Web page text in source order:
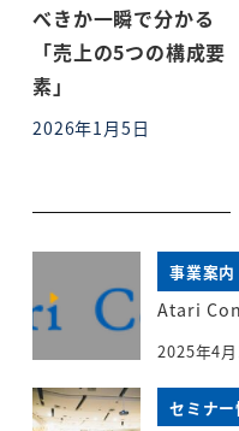
べきか一瞬で分かる
「売上の5つの構成要
素」
投稿日
2026年1月5日
事業案内
Atari
2025年4
セミナー